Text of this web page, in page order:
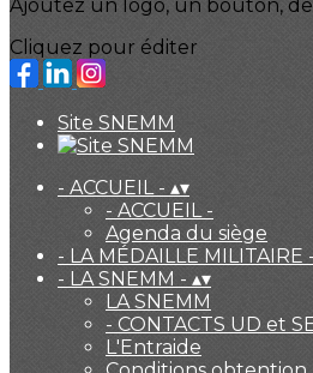
Ajoutez un logo, un bouton,
Cliquez pour éditer
Site SNEMM
- ACCUEIL - ▴▾
- ACCUEIL -
Agenda du siège
- LA MÉDAILLE MILITAIRE -
- LA SNEMM - ▴▾
LA SNEMM
- CONTACTS UD et
L'Entraide